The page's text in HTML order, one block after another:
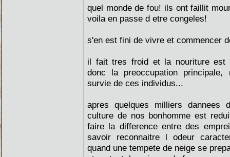
quel monde de fou! ils ont faillit
voila en passe d etre congeles!
s'en est fini de vivre et commencer
il fait tres froid et la nouriture est
donc la preoccupation
survie de ces individus...
apres quelques milliers dannees
culture de nos bonhomme est
faire la difference entre des
savoir reconnaitre l odeur
quand une tempete de neige se